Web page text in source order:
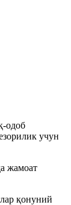
одоб
учун
жамоат
қонуний